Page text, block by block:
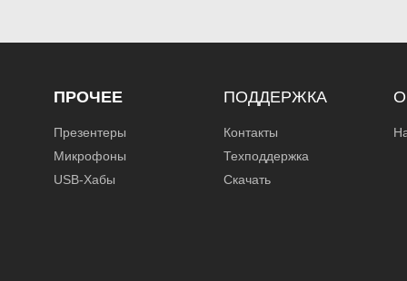
ПРОЧЕЕ
Презентеры
Микрофоны
USB-Хабы
ПОДДЕРЖКА
Контакты
Техподдержка
Скачать